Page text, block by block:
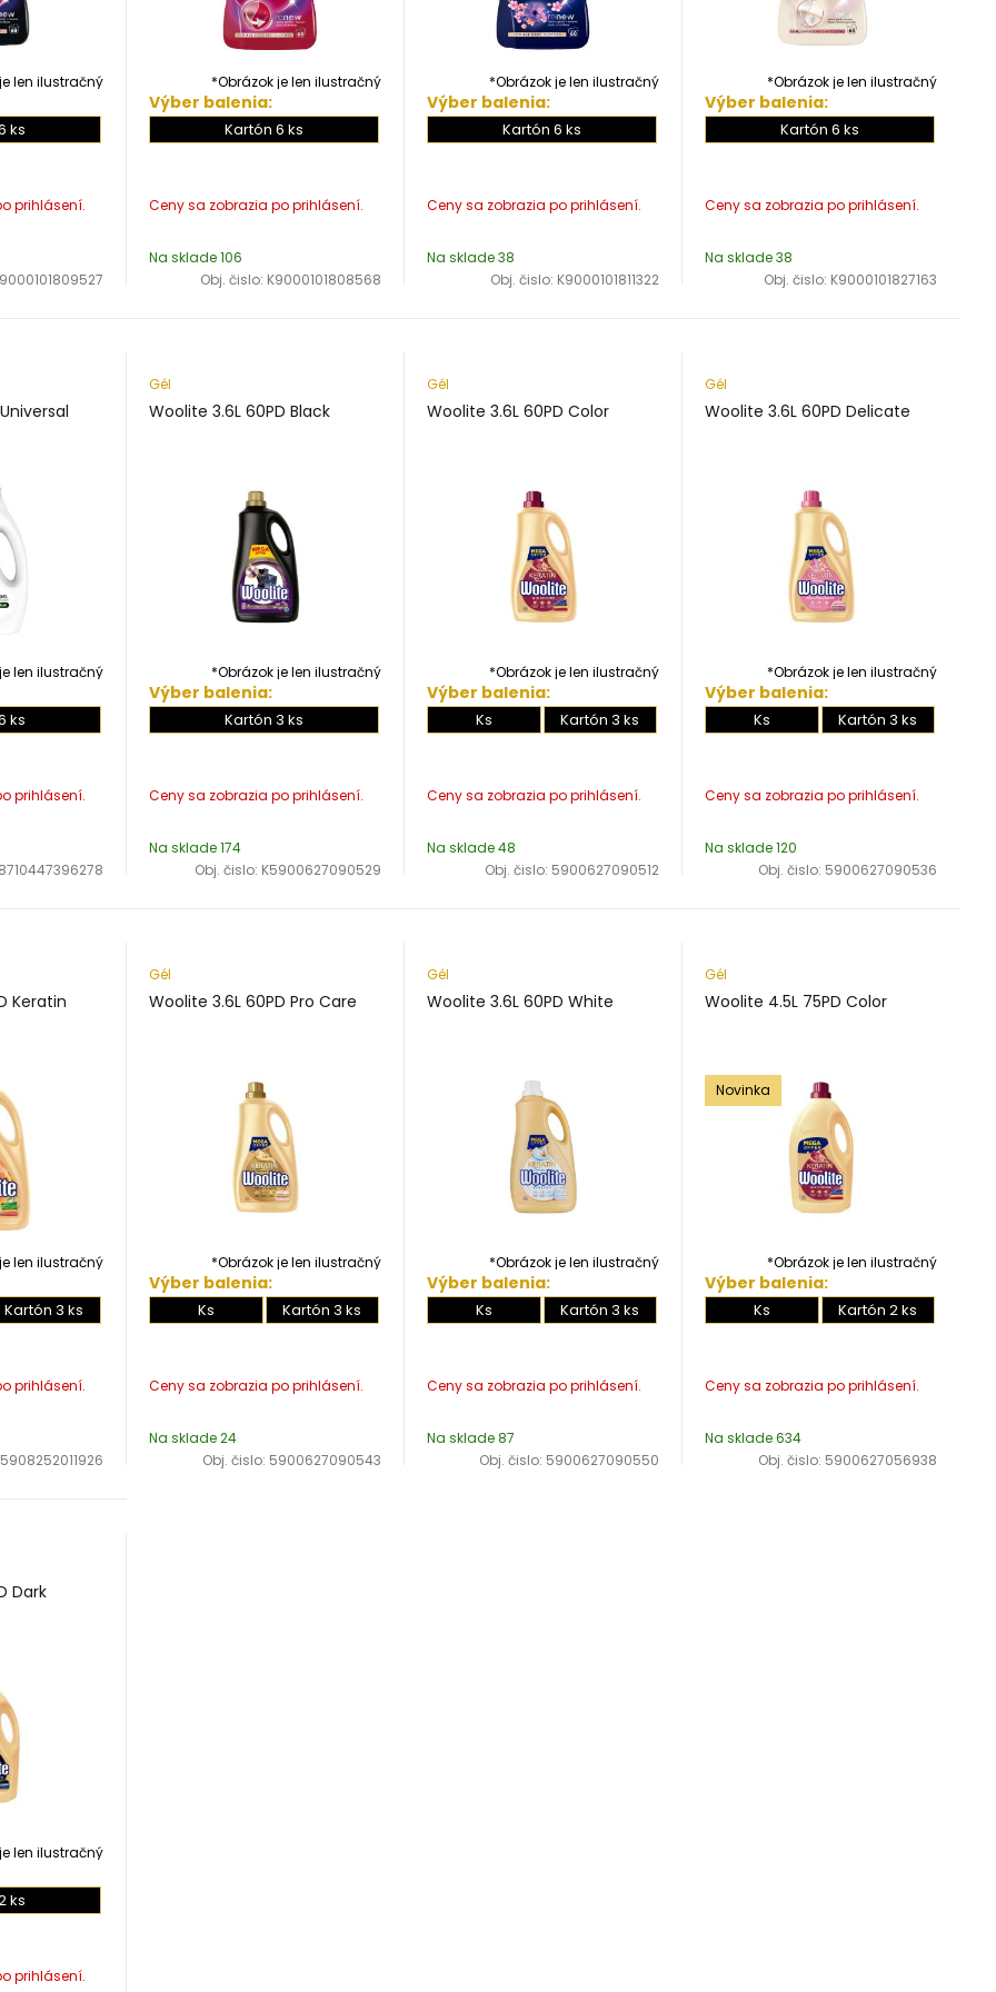
len ilustračný
ks
*Obrázok je len ilustračný
Výber balenia:
Kartón 6 ks
Na sklade 106
Obj. čislo: K9000101808568
*Obrázok je len ilustračný
Výber balenia:
Kartón 6 ks
Na sklade 38
Obj. čislo: K9000101811322
*Obrázok je len ilustračný
Výber balenia:
Kartón 6 ks
Na sklade 38
Obj. čislo: K9000101827163
len ilustračný
ks
Gél
Woolite 3.6L 60PD Black
*Obrázok je len ilustračný
Výber balenia:
Kartón 3 ks
Na sklade 174
Obj. čislo: K5900627090529
Gél
Woolite 3.6L 60PD Color
*Obrázok je len ilustračný
Výber balenia:
Ks Kartón 3 ks
Na sklade 48
Obj. čislo: 5900627090512
Gél
Woolite 3.6L 60PD Delicate
*Obrázok je len ilustračný
Výber balenia:
Ks Kartón 3 ks
Na sklade 120
Obj. čislo: 5900627090536
Keratin
len ilustračný
Kartón 3 ks
5908252011926
Gél
Woolite 3.6L 60PD Pro Care
*Obrázok je len ilustračný
Výber balenia:
Ks Kartón 3 ks
Na sklade 24
Obj. čislo: 5900627090543
Gél
Woolite 3.6L 60PD White
*Obrázok je len ilustračný
Výber balenia:
Ks Kartón 3 ks
Na sklade 87
Obj. čislo: 5900627090550
Gél
Woolite 4.5L 75PD Color
Novinka
*Obrázok je len ilustračný
Výber balenia:
Ks Kartón 2 ks
Na sklade 634
Obj. čislo: 5900627056938
Dark
len ilustračný
ks